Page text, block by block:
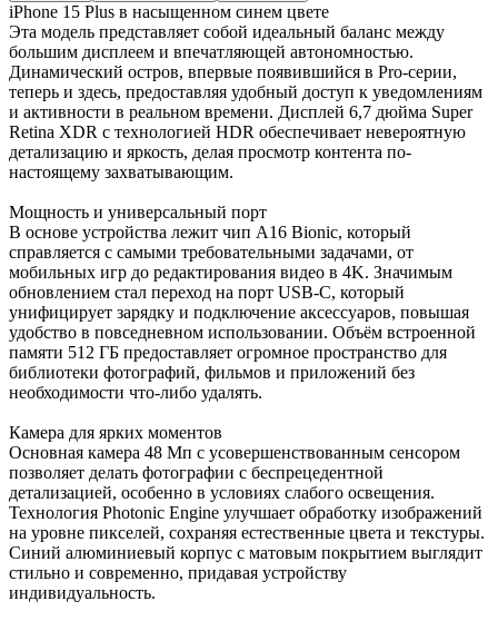
iPhone 15 Plus в насыщенном синем цвете
Эта модель представляет собой идеальный баланс между
большим дисплеем и впечатляющей автономностью.
Динамический остров, впервые появившийся в Pro-серии,
теперь и здесь, предоставляя удобный доступ к уведомлениям
и активности в реальном времени. Дисплей 6,7 дюйма Super
Retina XDR с технологией HDR обеспечивает невероятную
детализацию и яркость, делая просмотр контента по-
настоящему захватывающим.
Мощность и универсальный порт
В основе устройства лежит чип A16 Bionic, который
справляется с самыми требовательными задачами, от
мобильных игр до редактирования видео в 4K. Значимым
обновлением стал переход на порт USB-C, который
унифицирует зарядку и подключение аксессуаров, повышая
удобство в повседневном использовании. Объём встроенной
памяти 512 ГБ предоставляет огромное пространство для
библиотеки фотографий, фильмов и приложений без
необходимости что-либо удалять.
Камера для ярких моментов
Основная камера 48 Мп с усовершенствованным сенсором
позволяет делать фотографии с беспрецедентной
детализацией, особенно в условиях слабого освещения.
Технология Photonic Engine улучшает обработку изображений
на уровне пикселей, сохраняя естественные цвета и текстуры.
Синий алюминиевый корпус с матовым покрытием выглядит
стильно и современно, придавая устройству
индивидуальность.